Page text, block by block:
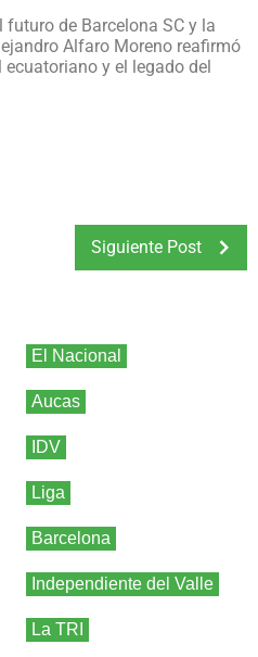
de Barcelona SC y la
Alfaro Moreno reafirmó
y el legado del
Siguiente Post
El Nacional
Aucas
IDV
Liga
Barcelona
Independiente del Valle
La TRI